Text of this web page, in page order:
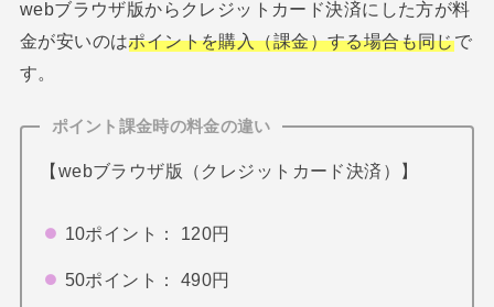
webブラウザ版からクレジットカード決済にした方が料
金が安いのはポイントを購入（課金）する場合も同じで
す。
ポイント課金時の料金の違い
【webブラウザ版（クレジットカード決済）】
10ポイント： 120円
50ポイント： 490円